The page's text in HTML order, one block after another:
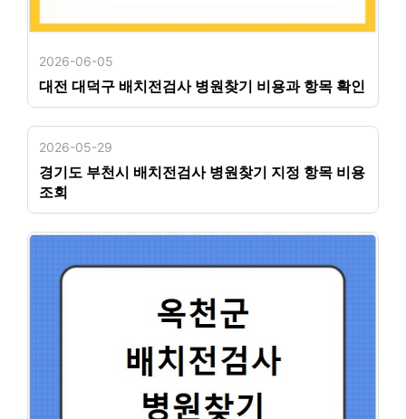
2026-06-05
대전 대덕구 배치전검사 병원찾기 비용과 항목 확인
2026-05-29
경기도 부천시 배치전검사 병원찾기 지정 항목 비용
조회